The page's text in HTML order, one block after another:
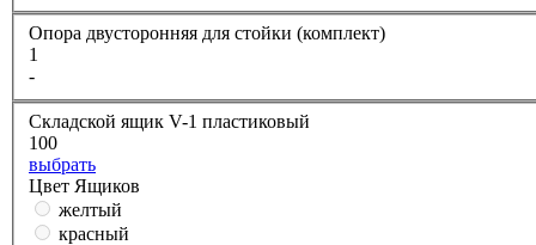
Опора двусторонняя для стойки (комплект)
1
-
Складской ящик V-1 пластиковый
100
выбрать
Цвет Ящиков
желтый
красный